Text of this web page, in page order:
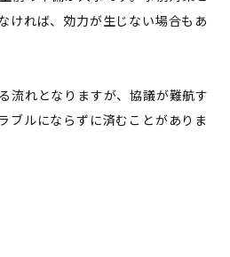
ければ、効力が生じない場合もあ
流れとなりますが、協議が難航す
ブルにならずに済むことがありま